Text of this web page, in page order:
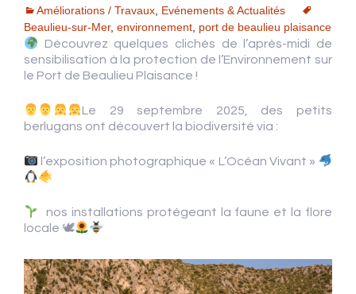
Améliorations / Travaux Evénements & Actualités
Beaulieu-sur-Mer, environnement port de beaulieu plaisance
Découvrez quelques clichés de l’après-midi de
sensibilisation à la protection de l’Environnement sur
le Port de Beaulieu Plaisance !
Le 29 septembre 2025, des petits
berlugans ont découvert la biodiversité via :
l’exposition photographique « L’Océan Vivant »
nos installations protégeant la faune et la flore
locale 🕊